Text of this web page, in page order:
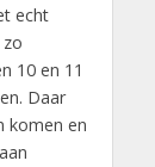
echt
10 en 11
Daar
komen en